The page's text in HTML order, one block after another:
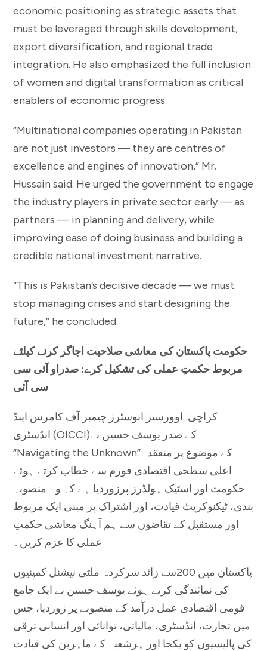
economic positioning as strategic assets that
must be leveraged through skills development,
export diversification, and regional trade
integration. He also emphasized the full inclusion
of women and digital transformation as critical
enablers of economic progress.
“Multinational companies operating in Pakistan
are not just investors — they are centres of
excellence and engines of innovation,” Mr.
Hussain said. He urged the government to engage
the industry players in private sector early — as
partners — in planning and delivery, while
improving ease of doing business and building a
credible national investment narrative.
“This is Pakistan’s decisive decade — we must
stop managing crises and start designing the
future,” he concluded.
حکومت پاکستان کی معاشی صلاحیت اجاگر کرنے کیلئے
مربوط حکمتِ عملی کی تشکیل کرے: صدراو آئی سی
سی آئی
کراچی: اوورسیز انوسٹرز چیمبر آف کامرس اینڈ
انڈسٹری (OICCI)کے صدر یوسف حسین نے
“Navigating the Unknown”کے موضوع پر منعقدہ
اعلیٰ سطحی اقتصادی فورم سے خطاب کرتے ہوئے
حکومت اور اسٹیک ہولڈرز پرزوردیا ہے کہ وہ منصوبہ
بندی، ٹیکنوکریٹ قیادت، اور اشتراک پر مبنی ایک مربوط
اور مستقبل کے تقاضوں سے ہم آہنگ معاشی حکمتِ
عملی کا عزم کریں۔
پاکستان میں 200سے زائد سرکردہ ملٹی نیشنل کمپنیوں
کی نمائندگی کرتے ہوئے یوسف حسین نے ایک جامع
قومی اقتصادی عمل درآمد کے منصوبے پر زوردیا، جس
میں تجارت، انڈسٹری، مالیاتی، توانائی اور انسانی ترقی
کی پالیسیوں کو یکجا اور ہرشعبہ کے ماہرین کی قیادت